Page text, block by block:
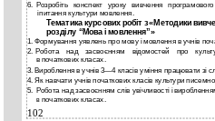
6. Розробіть конспект уроку вивчення
і питання культури мовлення.
Тематика курсових робіт з «Методики
розділу “Мова і мовлення”»
1. Формування уявлень про мову і мовлення в учнів
2. Робота над засвоєнням відомостей про
в початкових класах.
3. Вироблення в учнів3—4 класів уміння працювати зі
4. Як навчати учнів початкових класів культури
5. Робота над засвоєнням слів увічливості і
в початкових класах.
102